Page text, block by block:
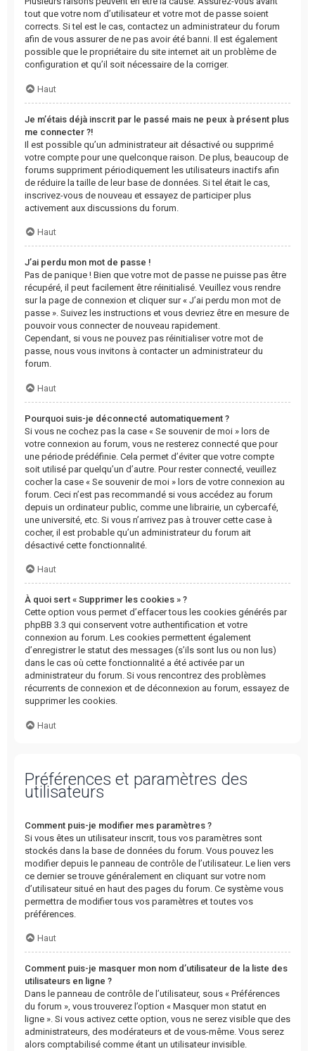
tout que votre nom d’utilisateur et votre mot de passe soient
corrects. Si tel est le cas, contactez un administrateur du forum
afin de vous assurer de ne pas avoir été banni. Il est également
possible que le propriétaire du site internet ait un problème de
configuration et qu’il soit nécessaire de la corriger.
Haut
Je m’étais déjà inscrit par le passé mais ne peux à présent plus
me connecter ?!
Il est possible qu’un administrateur ait désactivé ou supprimé
votre compte pour une quelconque raison. De plus, beaucoup de
forums suppriment périodiquement les utilisateurs inactifs afin
de réduire la taille de leur base de données. Si tel était le cas,
inscrivez-vous de nouveau et essayez de participer plus
activement aux discussions du forum.
Haut
J’ai perdu mon mot de passe !
Pas de panique ! Bien que votre mot de passe ne puisse pas être
récupéré, il peut facilement être réinitialisé. Veuillez vous rendre
sur la page de connexion et cliquer sur « J’ai perdu mon mot de
passe ». Suivez les instructions et vous devriez être en mesure de
pouvoir vous connecter de nouveau rapidement.
Cependant, si vous ne pouvez pas réinitialiser votre mot de
passe, nous vous invitons à contacter un administrateur du
forum.
Haut
Pourquoi suis-je déconnecté automatiquement ?
Si vous ne cochez pas la case « Se souvenir de moi » lors de
votre connexion au forum, vous ne resterez connecté que pour
une période prédéfinie. Cela permet d’éviter que votre compte
soit utilisé par quelqu’un d’autre. Pour rester connecté, veuillez
cocher la case « Se souvenir de moi » lors de votre connexion au
forum. Ceci n’est pas recommandé si vous accédez au forum
depuis un ordinateur public, comme une librairie, un cybercafé,
une université, etc. Si vous n’arrivez pas à trouver cette case à
cocher, il est probable qu’un administrateur du forum ait
désactivé cette fonctionnalité.
Haut
À quoi sert « Supprimer les cookies » ?
Cette option vous permet d’effacer tous les cookies générés par
phpBB 3.3 qui conservent votre authentification et votre
connexion au forum. Les cookies permettent également
d’enregistrer le statut des messages (s’ils sont lus ou non lus)
dans le cas où cette fonctionnalité a été activée par un
administrateur du forum. Si vous rencontrez des problèmes
récurrents de connexion et de déconnexion au forum, essayez de
supprimer les cookies.
Haut
Préférences et paramètres des
utilisateurs
Comment puis-je modifier mes paramètres ?
Si vous êtes un utilisateur inscrit, tous vos paramètres sont
stockés dans la base de données du forum. Vous pouvez les
modifier depuis le panneau de contrôle de l’utilisateur. Le lien vers
ce dernier se trouve généralement en cliquant sur votre nom
d’utilisateur situé en haut des pages du forum. Ce système vous
permettra de modifier tous vos paramètres et toutes vos
préférences.
Haut
Comment puis-je masquer mon nom d’utilisateur de la liste des
utilisateurs en ligne ?
Dans le panneau de contrôle de l’utilisateur, sous « Préférences
du forum », vous trouverez l’option « Masquer mon statut en
ligne ». Si vous activez cette option, vous ne serez visible que des
administrateurs, des modérateurs et de vous-même. Vous serez
alors comptabilisé comme étant un utilisateur invisible.